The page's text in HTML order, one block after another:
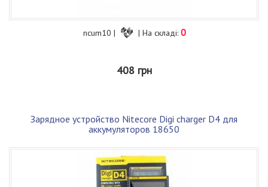
ncum10 | | На складі: 0
408 грн
Зарядное устройство Nitecore Digi charger D4 для
аккумуляторов 18650